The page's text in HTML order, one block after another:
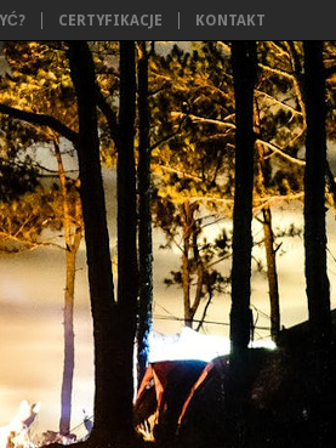
CERTYFIKACJE KONTAKT